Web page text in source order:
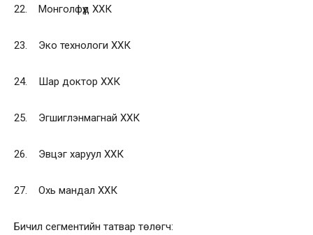
22. Монголфүүд ХХК
23. Эко технологи ХХК
24. Шар доктор ХХК
25. Эгшиглэнмагнай ХХК
26. Эвцэг харуул ХХК
27. Охь мандал ХХК
Бичил сегментийн татвар төлөгч: